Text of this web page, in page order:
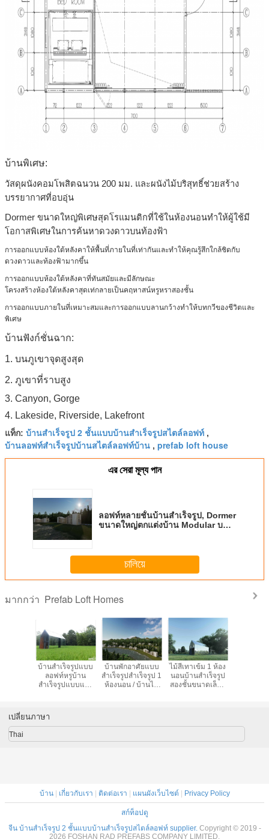
บ้านพิเศษ:
วัสดุผนังคอมโพสิตฉนวน 200 มม. และผนังไม้บริสุทธิ์ช่วยสร้าง
บรรยากาศที่อบอุ่น
Dormer ขนาดใหญ่พิเศษสุดโรแมนติกที่ใช้ในห้องนอนทำให้ผู้ใช้มี
โอกาสพิเศษในการค้นหาดวงดาวบนท้องฟ้า
การออกแบบห้องใต้หลังคาให้พื้นที่ภายในที่เท่ากันและทำให้คุณรู้สึกใกล้ชิดกับ
ดวงดาวและท้องฟ้ามากขึ้น
การออกแบบห้องใต้หลังคาที่ทันสมัยและมีลักษณะ
โครงสร้างห้องใต้หลังคาสุดเท่กลายเป็นคฤหาสน์หรูหราสองชั้น
การออกแบบภายในที่เหมาะสมและการออกแบบลานกว้างทำให้บทกวีของชีวิตและ
พิเศษ
บ้านฟังก์ชั่นฉาก:
1. บนภูเขาจุดสูงสุด
2. ภูเขาที่ราบสูง
3. Canyon, Gorge
4. Lakeside, Riverside, Lakefront
แท็ก: บ้านสำเร็จรูป 2 ชั้นแบบบ้านสำเร็จรูปสไตล์ลอฟท์ ,
บ้านลอฟท์สำเร็จรูปบ้านสไตล์ลอฟท์บ้าน , prefab loft house
এর সেরা মূল্য পান
ลอฟท์หลายชั้นบ้านสำเร็จรูป, Dormer
ขนาดใหญ่ตกแต่งบ้าน Modular บน
চালিয়ে
มากกว่า Prefab Loft Homes
บ้านสำเร็จรูปแบบ
ลอฟท์หรูบ้าน
สำเร็จรูปแบบแยก
บ้านพักอาศัยแบบ
สำเร็จรูปสำเร็จรูป 1
ห้องนอน / บ้านไม้
ไม้สีเทาเข้ม 1 ห้อง
นอนบ้านสำเร็จรูป
สองชั้นขนาดเล็กที่
เปลี่ยนภาษา
Thai
บ้าน| เกี่ยวกับเรา | ติดต่อเรา | แผนผังเว็บไซต์ | Privacy Policy
สก์ท็อปดู
จีน บ้านสำเร็จรูป 2 ชั้นแบบบ้านสำเร็จรูปสไตล์ลอฟท์ supplier. Copyright © 2019 -
2026 FOSHAN RAD PREFABS COMPANY LIMITED.